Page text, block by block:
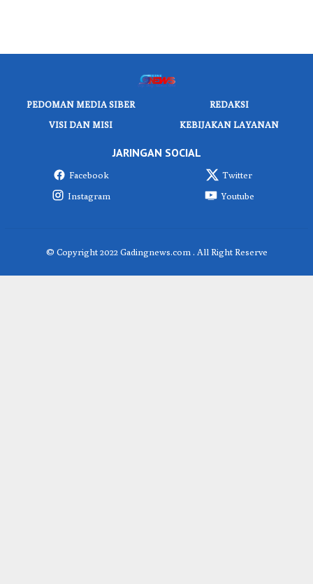
PEDOMAN MEDIA SIBER
REDAKSI
VISI DAN MISI
KEBIJAKAN LAYANAN
JARINGAN SOCIAL
Facebook
Twitter
Instagram
Youtube
© Copyright 2022 Gadingnews.com . All Right Reserve